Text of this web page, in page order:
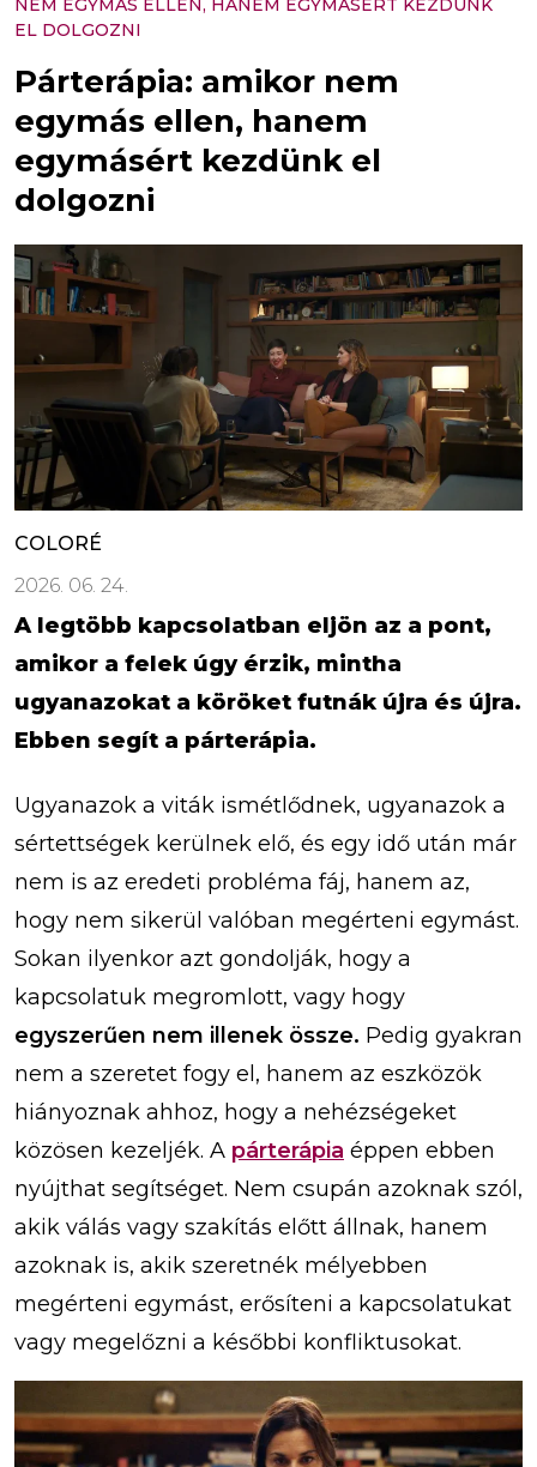
NEM EGYMÁS ELLEN, HANEM EGYMÁSÉRT KEZDÜNK
EL DOLGOZNI
Párterápia: amikor nem
egymás ellen, hanem
egymásért kezdünk el
dolgozni
COLORÉ
2026. 06. 24.
A legtöbb kapcsolatban eljön az a pont,
amikor a felek úgy érzik, mintha
ugyanazokat a köröket futnák újra és újra.
Ebben segít a párterápia.
Ugyanazok a viták ismétlődnek, ugyanazok a
sértettségek kerülnek elő, és egy idő után már
nem is az eredeti probléma fáj, hanem az,
hogy nem sikerül valóban megérteni egymást.
Sokan ilyenkor azt gondolják, hogy a
kapcsolatuk megromlott, vagy hogy
egyszerűen nem illenek össze. Pedig gyakran
nem a szeretet fogy el, hanem az eszközök
hiányoznak ahhoz, hogy a nehézségeket
közösen kezeljék. A párterápia éppen ebben
nyújthat segítséget. Nem csupán azoknak szól,
akik válás vagy szakítás előtt állnak, hanem
azoknak is, akik szeretnék mélyebben
megérteni egymást, erősíteni a kapcsolatukat
vagy megelőzni a későbbi konfliktusokat.